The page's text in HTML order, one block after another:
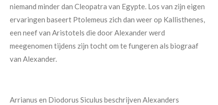
niemand minder dan Cleopatra van Egypte. Los van zijn eigen
ervaringen baseert Ptolemeus zich dan weer op Kallisthenes,
een neef van Aristotels die door Alexander werd
meegenomen tijdens zijn tocht om te fungeren als biograaf
van Alexander.
Arrianus en Diodorus Siculus beschrijven Alexanders